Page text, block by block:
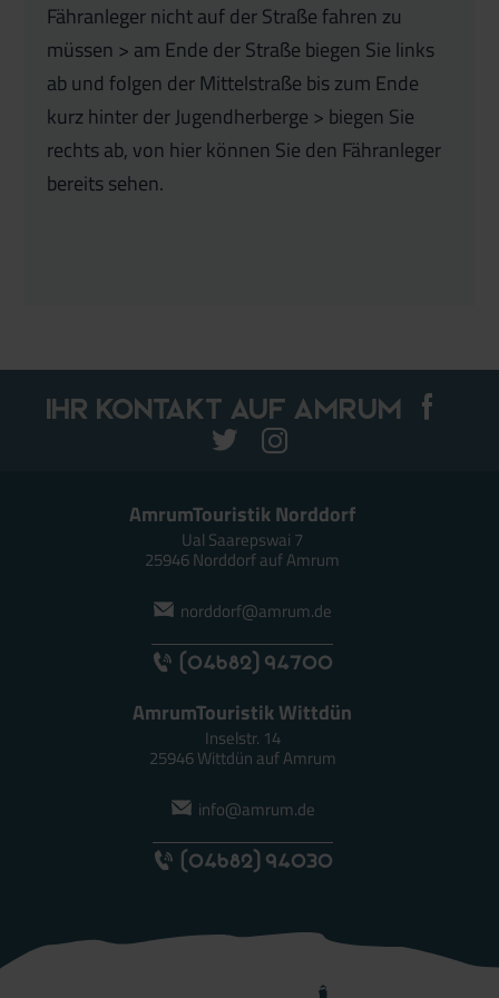
Fähranleger nicht auf der Straße fahren zu
müssen > am Ende der Straße biegen Sie links
ab und folgen der Mittelstraße bis zum Ende
kurz hinter der Jugendherberge > biegen Sie
rechts ab, von hier können Sie den Fähranleger
bereits sehen.
Ihr Kontakt auf Amrum
AmrumTouristik Norddorf
Ual Saarepswai 7
25946 Norddorf auf Amrum
norddorf@amrum.de
(04682) 94700
AmrumTouristik Wittdün
Inselstr. 14
25946 Wittdün auf Amrum
info@amrum.de
(04682) 94030